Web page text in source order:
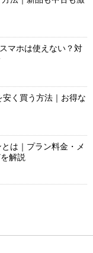
マホは使えない？対
安く買う方法｜お得な
は｜プラン料金・メ
解説